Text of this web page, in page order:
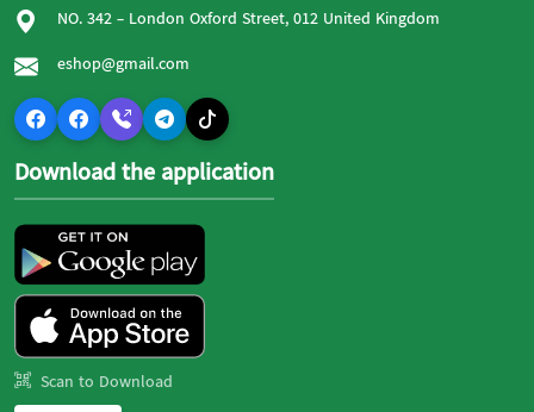
NO. 342 - London Oxford Street, 012 United Kingdom
eshop@gmail.com
Download the application
Scan to Download